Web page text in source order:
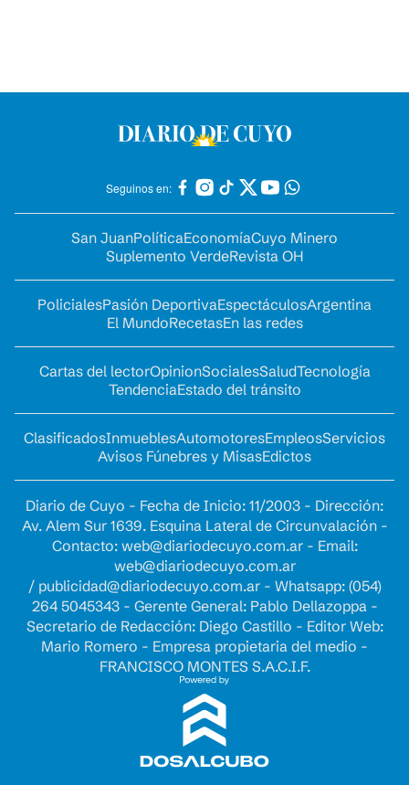
Seguinos en:
San JuanPolíticaEconomíaCuyo Minero
Suplemento VerdeRevista OH
PolicialesPasión DeportivaEspectáculosArgentina
El MundoRecetasEn las redes
Cartas del lectorOpinionSocialesSaludTecnología
TendenciaEstado del tránsito
ClasificadosInmueblesAutomotoresEmpleosServicios
Avisos Fúnebres y MisasEdictos
Diario de Cuyo - Fecha de Inicio: 11/2003 - Dirección:
Av. Alem Sur 1639. Esquina Lateral de Circunvalación -
Contacto: web@diariodecuyo.com.ar- Email:
web@diariodecuyo.com.ar
/ publicidad@diariodecuyo.com.ar- Whatsapp: (054)
264 5045343 - Gerente General: Pablo Dellazoppa -
Secretario de Redacción: Diego Castillo - Editor Web:
Mario Romero - Empresa propietaria del medio -
FRANCISCO MONTES S.A.C.I.F.